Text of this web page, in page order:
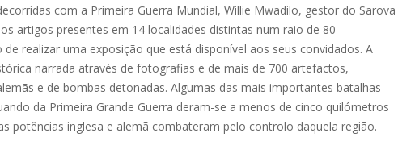
com a Primeira Guerra Mundial, Willie Mwadilo, gestor do Sarova
artigos presentes em 14 localidades distintas num raio de 80
realizar uma exposição que está disponível aos seus convidados. A
narrada através de fotografias e de mais de 700 artefactos,
e de bombas detonadas. Algumas das mais importantes batalhas
da Primeira Grande Guerra deram-se a menos de cinco quilómetros
potências inglesa e alemã combateram pelo controlo daquela região.